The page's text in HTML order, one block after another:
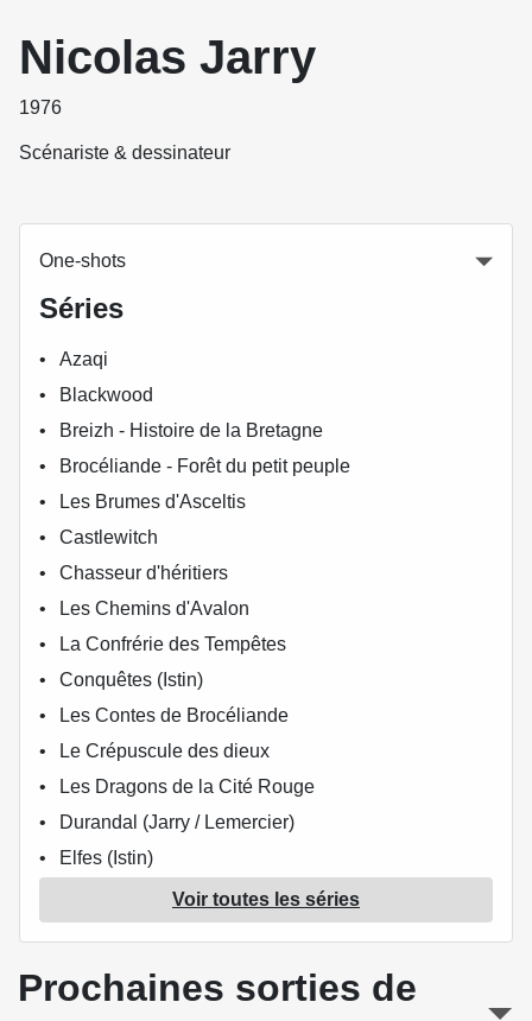
Nicolas Jarry
1976
Scénariste & dessinateur
One-shots
Séries
Azaqi
Blackwood
Breizh - Histoire de la Bretagne
Brocéliande - Forêt du petit peuple
Les Brumes d'Asceltis
Castlewitch
Chasseur d'héritiers
Les Chemins d'Avalon
La Confrérie des Tempêtes
Conquêtes (Istin)
Les Contes de Brocéliande
Le Crépuscule des dieux
Les Dragons de la Cité Rouge
Durandal (Jarry / Lemercier)
Elfes (Istin)
Elya - Les brumes d'Asceltis
Empires
Les Exilés d'Asceltis
Voir toutes les séries
Prochaines sorties de